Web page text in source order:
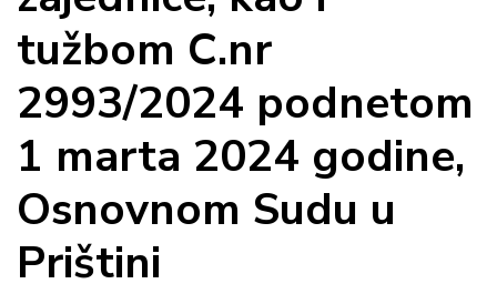
tužbom C.nr
2993/2024 podnetom
1 marta 2024 godine,
Osnovnom Sudu u
Prištini